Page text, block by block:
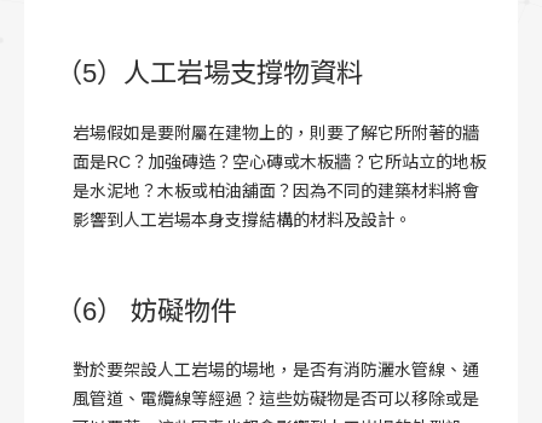
（5）人工岩場支撐物資料
岩場假如是要附屬在建物上的，則要了解它所附著的牆
面是RC？加強磚造？空心磚或木板牆？它所站立的地板
是水泥地？木板或柏油舖面？因為不同的建築材料將會
影響到人工岩場本身支撐結構的材料及設計。
（6） 妨礙物件
對於要架設人工岩場的場地，是否有消防灑水管線、通
風管道、電纜線等經過？這些妨礙物是否可以移除或是